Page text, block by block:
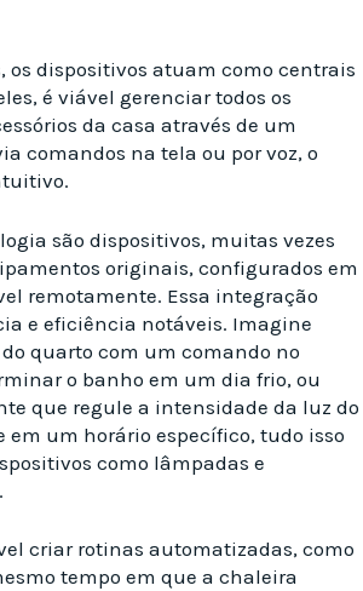
os dispositivos atuam como centrais
é viável gerenciar todos os
da casa através de um
comandos na tela ou por voz, o
são dispositivos, muitas vezes
originais, configurados em
remotamente. Essa integração
e eficiência notáveis. Imagine
quarto com um comando no
o banho em um dia frio, ou
que regule a intensidade da luz do
um horário específico, tudo isso
como lâmpadas e
criar rotinas automatizadas, como
tempo em que a chaleira